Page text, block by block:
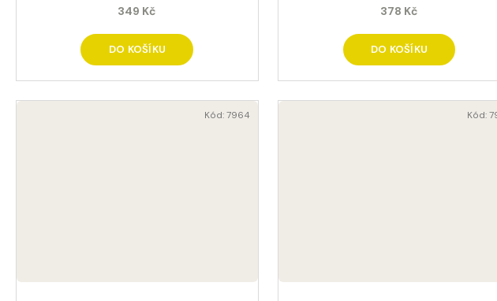
349 Kč
DO KOŠÍKU
378 Kč
DO KOŠÍKU
Kód:7964 Kód: